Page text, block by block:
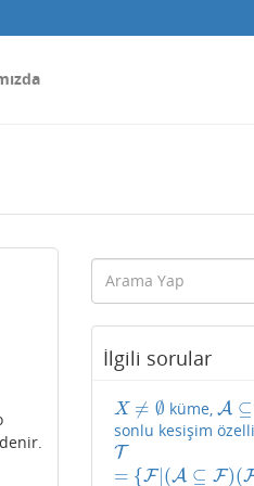
İlgili sorular
X ≠ ∅
X≠ ∅ küme,A ⊆
A⊆2X
sonlu kesişim
T
= {F| (A ⊆ F)(
T=